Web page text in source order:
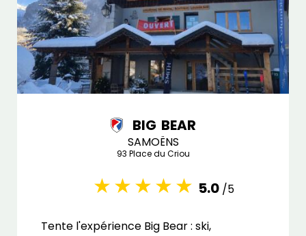
BIG BEAR
SAMOËNS
93 Place du Criou
5.0 /5
Tente l'expérience Big Bear : ski,